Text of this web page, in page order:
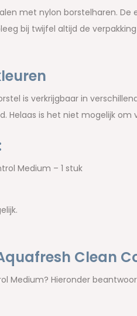
met nylon borstelharen. De
bij twijfel altijd de
is verkrijgbaar in
Helaas is het niet mogelijk om
Medium – 1 stuk
Clean
Medium? Hieronder